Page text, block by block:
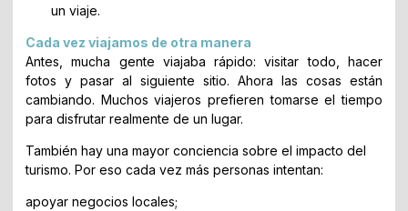
un viaje.
Cada vez viajamos de otra manera
Antes, mucha gente viajaba rápido: visitar todo, hacer
fotos y pasar al siguiente sitio. Ahora las cosas están
cambiando. Muchos viajeros prefieren tomarse el tiempo
para disfrutar realmente de un lugar.
También hay una mayor conciencia sobre el impacto del
turismo. Por eso cada vez más personas intentan:
apoyar negocios locales;